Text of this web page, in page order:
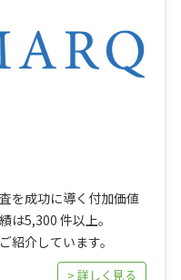
を成功に導く付加価値
は5,300 件以上。
紹介しています。
> 詳しく見る